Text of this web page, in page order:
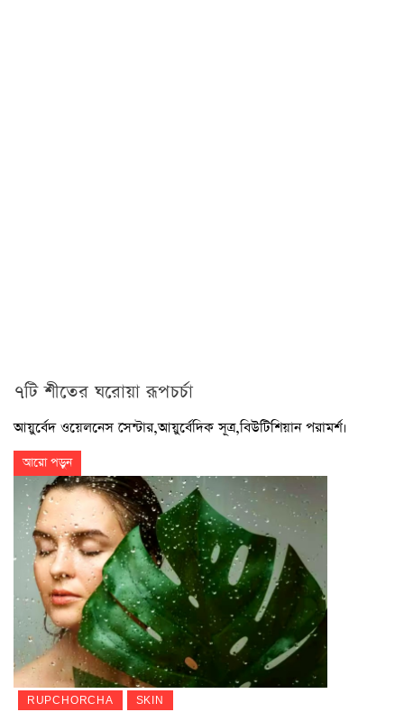
৭টি শীতের ঘরোয়া রূপচর্চা
আয়ুর্বেদ ওয়েলনেস সেন্টার,আয়ুর্বেদিক সূত্র,বিউটিশিয়ান পরামর্শ।
আরো পড়ুন
RUPCHORCHA SKIN